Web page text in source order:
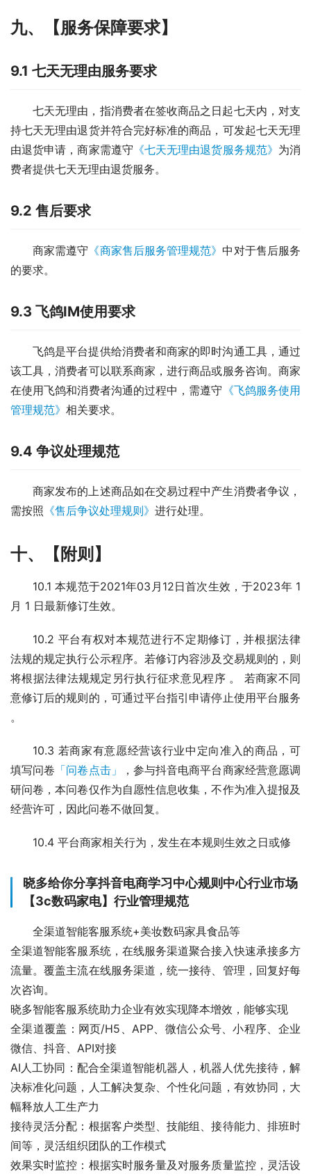
九、【服务保障要求】
9.1 七天无理由服务要求
七天无理由，指消费者在签收商品之日起七天内，对支
持七天无理由退货并符合完好标准的商品，可发起七天无理
由退货申请，商家需遵守 《七天无理由退货服务规范》 为消
费者提供七天无理由退货服务。
9.2 售后要求
商家需遵守 《商家售后服务管理规范》中对于售后服务
的要求。
9.3 飞鸽IM使用要求
飞鸽是平台提供给消费者和商家的即时沟通工具，通过
该工具，消费者可以联系商家，进行商品或服务咨询。商家
在使用飞鸽和消费者沟通的过程中，需遵守 《飞鸽服务使用
管理规范》 相关要求。
9.4 争议处理规范
商家发布的上述商品如在交易过程中产生消费者争议，
需按照 《售后争议处理规则》 进行处理。
十、【附则】
10.1 本规范于2021年03月12日首次生效，于2023年 1
月 1 日最新修订生效。
10.2 平台有权对本规范进行不定期修订，并根据法律
法规的规定执行公示程序。若修订内容涉及交易规则的，则
将根据法律法规规定另行执行征求意见程序 。 若商家不同
意修订后的规则的，可通过平台指引申请停止使用平台服务
。
10.3 若商家有意愿经营该行业中定向准入的商品，可
填写问卷 「问卷点击」
，参与抖音电商平台商家经营意愿调
研问卷，本问卷仅作为自愿性信息收集，不作为准入提报及
经营许可，因此问卷不做回复。
10.4 平台商家相关行为，发生在本规则生效之日或修
晓多给你分享抖音电商学习中心规则中心行业市场
【3c数码家电】行业管理规范
全渠道智能客服系统+美妆数码家具食品等
全渠道智能客服系统，在线服务渠道聚合接入快速承接多方
流量。覆盖主流在线服务渠道，统一接待、管理，回复好每
次咨询。
晓多智能客服系统助力企业有效实现降本增效，能够实现
全渠道覆盖：网页/H5、APP、微信公众号、小程序、企业
微信、抖音、API对接
AI人工协同：配合全渠道智能机器人，机器人优先接待，解
决标准化问题，人工解决复杂、个性化问题，有效协同，大
幅释放人工生产力
接待灵活分配：根据客户类型、技能组、接待能力、排班时
间等，灵活组织团队的工作模式
效果实时监控：根据实时服务量及对服务质量监控，灵活设